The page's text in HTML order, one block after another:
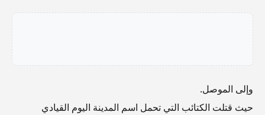
وإلى الموصل.
حيث قتلت الكتائب التي تحمل اسم المدينة اليوم القيادي